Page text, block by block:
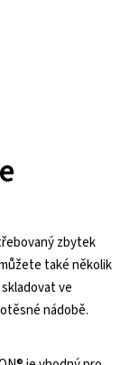
zbytek
také několik
ve
nádobě.